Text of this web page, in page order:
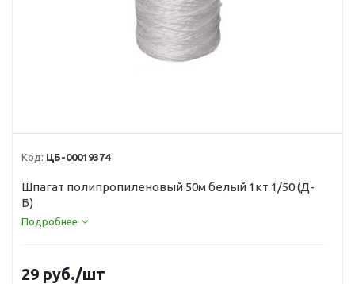
Код: ЦБ-00019374
Шпагат полипропиленовый 50м белый 1кт 1/50 (Д-
Б)
Подробнее
29 руб./шт